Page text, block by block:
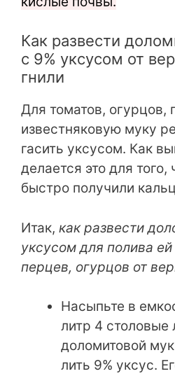
Как развести
с 9% уксусом от
гнили
Для томатов, огурцов,
известняковую муку
гасить уксусом. Как
делается это для того,
быстро получили
Итак, как развести
уксусом для полива ей
перцев, огурцов от
Насыпьте в
литр 4 столовые
доломитовой
лить 9% уксус.